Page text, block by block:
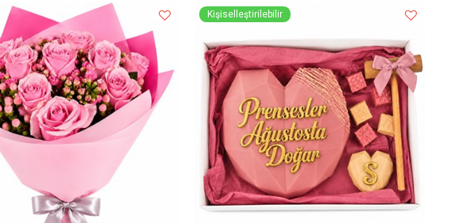
Kişiselleştirilebilir